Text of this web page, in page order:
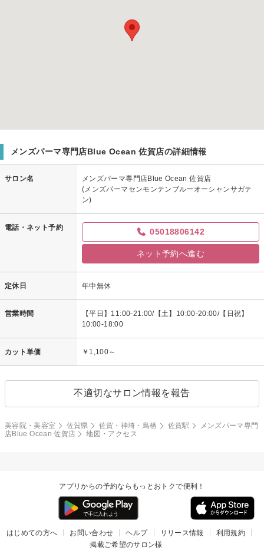
メンズパーマ専門店Blue Ocean 佐賀店の詳細情報
サロン名
メンズパーマ専門店Blue Ocean 佐賀店
(メンズパーマセンモンテンブルーオーシャンサガテ
ン)
電話・ネット予約 05018806142
ネット予約へ進む
定休日 年中無休
営業時間
【平日】11:00-21:00/【土】10:00-20:00/【日祝】
10:00-18:00
カット単価 ￥1,100～
不適切なサロン情報を報告
美容院・美容室 佐賀県 佐賀・神埼・鳥栖 佐賀駅
メンズパーマ専門
店Blue Ocean 佐賀店
地図・アクセス
アプリからの予約ならもっとおトクで便利！
はじめての方へ お問い合わせ ヘルプ リリース情報
利用規約
掲載ご希望のサロン様